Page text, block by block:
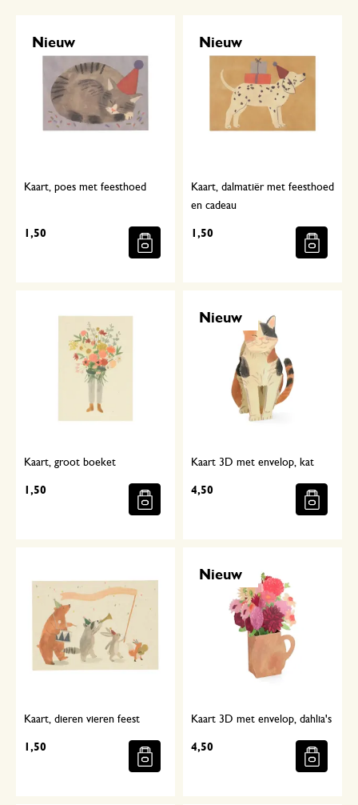
Nieuw
Kaart, poes met feesthoed
1,50
Nieuw
Kaart, dalmatiër met feesthoed
en cadeau
1,50
Kaart, groot boeket
1,50
Nieuw
Kaart 3D met envelop, kat
4,50
Kaart, dieren vieren feest
1,50
Nieuw
Kaart 3D met envelop, dahlia's
4,50